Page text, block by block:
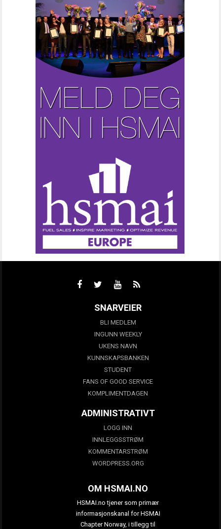
SNARVEIER
BLI MEDLEM
INGUNN WEEKLY
UKENS NAVN
KUNNSKAPSBANKEN
STUDENT
FANS OF GOOD SERVICE
KOMPLIMENTDAGEN
ADMINISTRATIVT
LOGG INN
INNLEGGSSTRØM
KOMMENTARSTRØM
WORDPRESS.ORG
OM HSMAI.NO
HSMAI.no tjener som primær
informasjonskanal for HSMAI
Chapter Norway, i tillegg til